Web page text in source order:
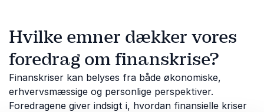
Hvilke emner dækker vores
foredrag om finanskrise?
Finanskriser kan belyses fra både økonomiske,
erhvervsmæssige og personlige perspektiver.
Foredragene giver indsigt i, hvordan finansielle kriser